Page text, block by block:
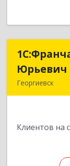
Юрьевич
Георгиевск
Клиентов на